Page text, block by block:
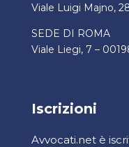
Viale Luigi Majno,
SEDE DI ROMA
Viale Liegi, 7 –
Iscrizioni
Avvocati.net è